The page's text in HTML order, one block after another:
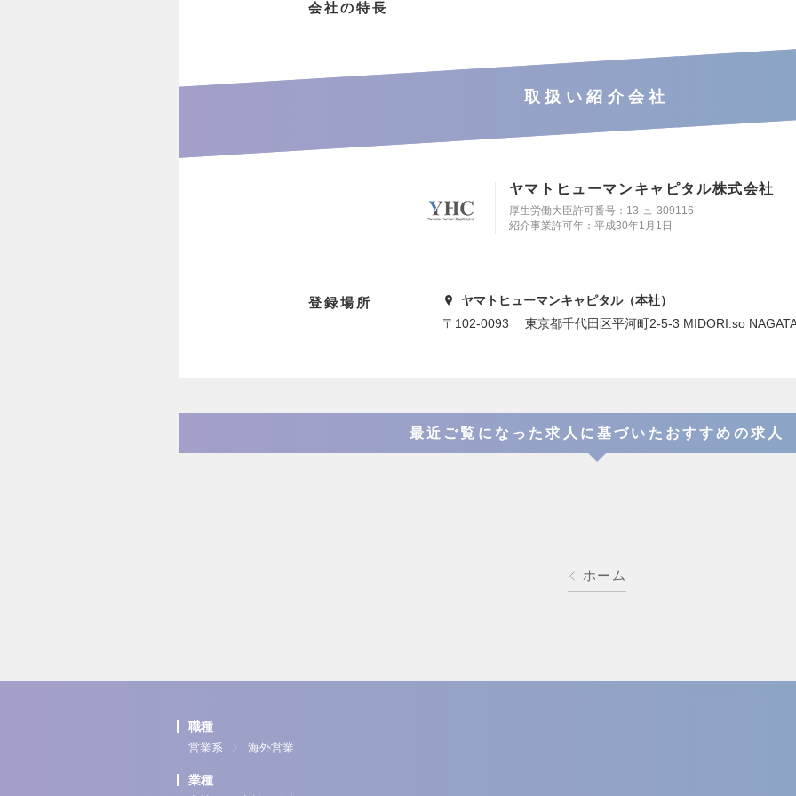
会社の特長
取扱い紹介会社
ヤマトヒューマンキャピタル株式会社
厚生労働大臣許可番号：13-ュ-309116
紹介事業許可年：平成30年1月1日
登録場所
ヤマトヒューマンキャピタル（本社）
〒102-0093 東京都千代田区平河町2-5-3 MIDORI.so
最近ご覧になった求人に基づいたおすすめの求人
ホーム
職種
営業系 海外営業
業種